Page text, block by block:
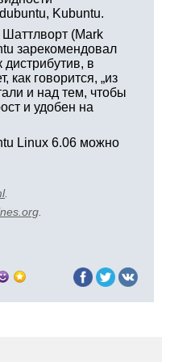
Kubuntu.
(Mark
зарекомендовал
дистрибутив, в
как говорится, „из
и над тем, чтобы
и удобен на
Linux 6.06 можно
.